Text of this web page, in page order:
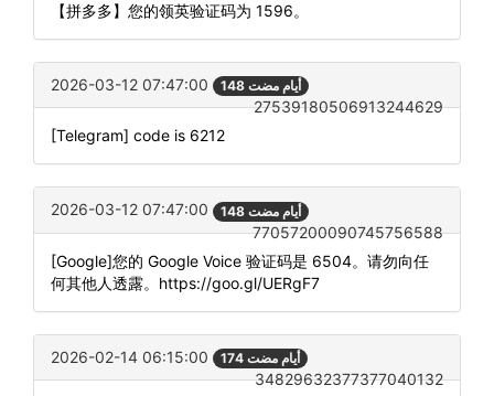
【拼多多】您的领英验证码为 1596。
2026-03-12 07:47:00 148 أيام مضت
27539180506913244629
[Telegram] code is 6212
2026-03-12 07:47:00 148 أيام مضت
77057200090745756588
[Google]您的 Google Voice 验证码是 6504。请勿向任
何其他人透露。https://goo.gl/UERgF7
2026-02-14 06:15:00 174 أيام مضت
34829632377377040132